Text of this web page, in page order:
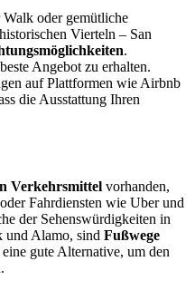
oder gemütliche
Vierteln – San
.
Angebot zu erhalten.
auf Plattformen wie Airbnb
die Ausstattung Ihren
Verkehrsmittel vorhanden,
Fahrdiensten wie Uber und
der Sehenswürdigkeiten in
und Alamo, sind Fußwege
eine gute Alternative, um den